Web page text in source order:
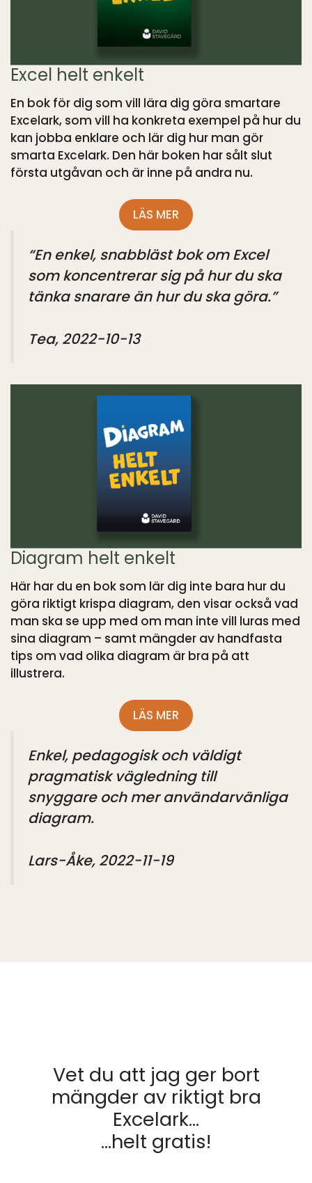
Excel helt enkelt
En bok för dig som vill lära dig göra smartare
Excelark, som vill ha konkreta exempel på hur du
kan jobba enklare och lär dig hur man gör
smarta Excelark. Den här boken har sålt slut
första utgåvan och är inne på andra nu.
LÄS MER
“En enkel, snabbläst bok om Excel
som koncentrerar sig på hur du ska
tänka snarare än hur du ska göra.”
Tea, 2022-10-13
Diagram helt enkelt
Här har du en bok som lär dig inte bara hur du
göra riktigt krispa diagram, den visar också vad
man ska se upp med om man inte vill luras med
sina diagram – samt mängder av handfasta
tips om vad olika diagram är bra på att
illustrera.
LÄS MER
Enkel, pedagogisk och väldigt
pragmatisk vägledning till
snyggare och mer användarvänliga
diagram.
Lars-Åke, 2022-11-19
Vet du att jag ger bort
mängder av riktigt bra
Excelark…
…helt gratis!